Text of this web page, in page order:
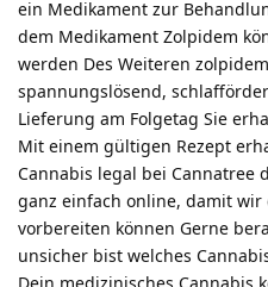
ein Medikament zur
dem Medikament Zolpidem
werden Des Weiteren
spannungslösend,
Lieferung am Folgetag Sie
Mit einem gültigen Rezept
Cannabis legal bei Cannatree
ganz einfach online, damit
vorbereiten können Gerne
unsicher bist welches